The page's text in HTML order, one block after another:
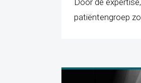
patiëntengroep